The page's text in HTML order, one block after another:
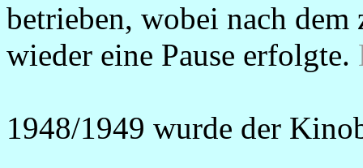
betrieben, wobei nach
wieder eine Pause erfolgte.
1948/1949 wurde der